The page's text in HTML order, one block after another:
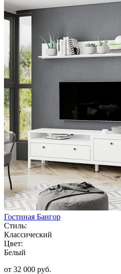
Гостиная Бангор
Стиль:
Классический
Цвет:
Белый
от 32 000 руб.